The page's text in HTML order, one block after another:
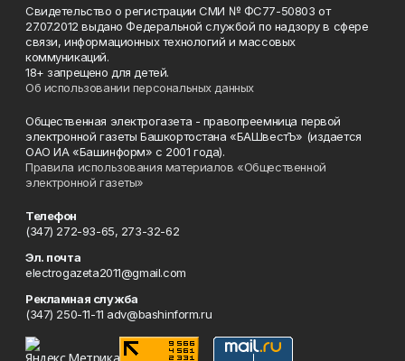
Свидетельство о регистрации СМИ № ФС77-50803 от
27.07.2012 выдано Федеральной службой по надзору в сфере
связи, информационных технологий и массовых
коммуникаций.
18+ запрещено для детей.
Об использовании персональных данных
Общественная электрогазета - правопреемница первой
электронной газеты Башкортостана «БАШвестЪ» (издается
ОАО ИА «Башинформ» с 2001 года).
Правила использования материалов «Общественной
электронной газеты»
Телефон
(347) 272-93-65, 273-32-62
Эл. почта
electrogazeta2011@gmail.com
Рекламная служба
(347) 250-11-11 adv@bashinform.ru